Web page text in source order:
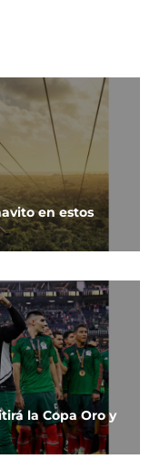
en estos
la Copa Oro y